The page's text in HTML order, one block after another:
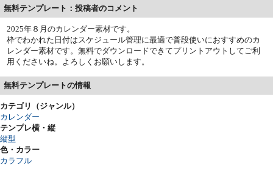
無料テンプレート：投稿者のコメント
2025年８月のカレンダー素材です。
枠でわかれた日付はスケジュール管理に最適で普段使いにおすすめのカ
レンダー素材です。無料でダウンロードできてプリントアウトしてご利
用くださいね。よろしくお願いします。
無料テンプレートの情報
カテゴリ（ジャンル）
カレンダー
テンプレ横・縦
縦型
色・カラー
カラフル